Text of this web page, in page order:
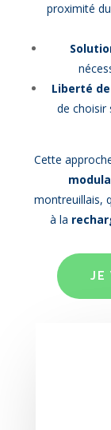
proximité du
Liberté
de choisir
Cette
montreuillais,
à la
JE